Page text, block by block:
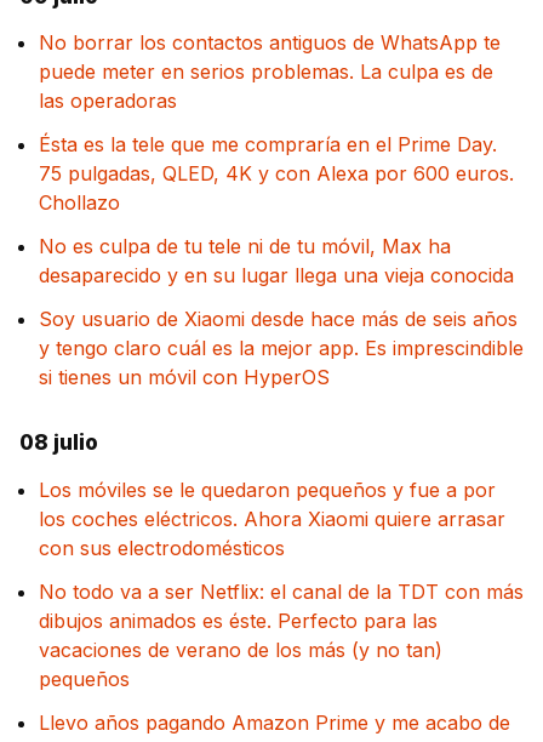
No borrar los contactos antiguos de WhatsApp te
puede meter en serios problemas. La culpa es de
las operadoras
Ésta es la tele que me compraría en el Prime Day.
75 pulgadas, QLED, 4K y con Alexa por 600 euros.
Chollazo
No es culpa de tu tele ni de tu móvil, Max ha
desaparecido y en su lugar llega una vieja conocida
Soy usuario de Xiaomi desde hace más de seis años
y tengo claro cuál es la mejor app. Es imprescindible
si tienes un móvil con HyperOS
08 julio
Los móviles se le quedaron pequeños y fue a por
los coches eléctricos. Ahora Xiaomi quiere arrasar
con sus electrodomésticos
No todo va a ser Netflix: el canal de la TDT con más
dibujos animados es éste. Perfecto para las
vacaciones de verano de los más (y no tan)
pequeños
Llevo años pagando Amazon Prime y me acabo de